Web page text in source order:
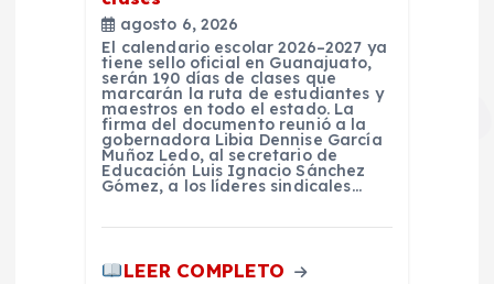
agosto 6, 2026
El calendario escolar 2026–2027 ya
tiene sello oficial en Guanajuato,
serán 190 días de clases que
marcarán la ruta de estudiantes y
maestros en todo el estado. La
firma del documento reunió a la
gobernadora Libia Dennise García
Muñoz Ledo, al secretario de
Educación Luis Ignacio Sánchez
Gómez, a los líderes sindicales…
LEER COMPLETO